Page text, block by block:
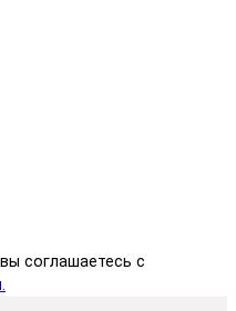
соглашаетесь с